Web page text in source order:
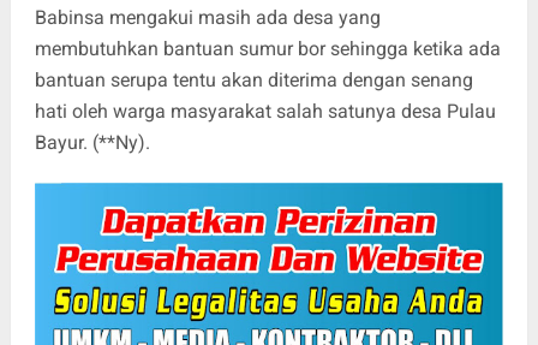
Babinsa mengakui masih ada desa yang
membutuhkan bantuan sumur bor sehingga ketika ada
bantuan serupa tentu akan diterima dengan senang
hati oleh warga masyarakat salah satunya desa Pulau
Bayur. (**Ny).